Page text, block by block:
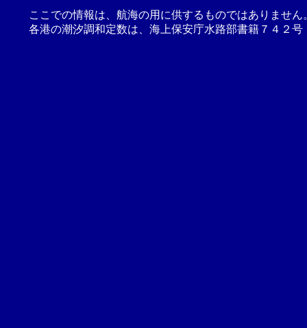
ここでの情報は、航海の用に供するものではありませ
各港の潮汐調和定数は、海上保安庁水路部書籍７４２